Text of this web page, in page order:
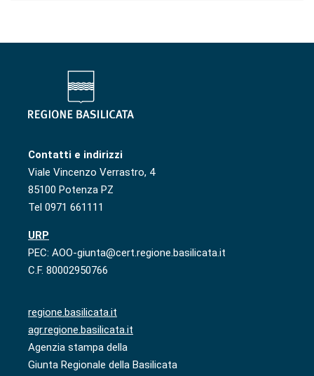
Contatti e indirizzi
Viale Vincenzo Verrastro, 4
85100 Potenza PZ
Tel 0971 661111
URP
PEC: AOO-giunta@cert.regione.basilicata.it
C.F. 80002950766
regione.basilicata.it
agr.regione.basilicata.it
Agenzia stampa della
Giunta Regionale della Basilicata